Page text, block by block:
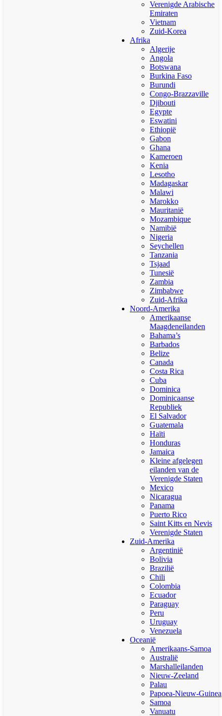
Verenigde Arabische
Emiraten
Vietnam
Zuid-Korea
Afrika
Algerije
Angola
Botswana
Burkina Faso
Burundi
Congo-Brazzaville
Djibouti
Egypte
Eswatini
Ethiopië
Gabon
Ghana
Kameroen
Kenia
Lesotho
Madagaskar
Malawi
Marokko
Mauritanië
Mozambique
Namibië
Nigeria
Seychellen
Tanzania
Tsjaad
Tunesië
Zambia
Zimbabwe
Zuid-Afrika
Noord-Amerika
Amerikaanse
Maagdeneilanden
Bahama’s
Barbados
Belize
Canada
Costa Rica
Cuba
Dominica
Dominicaanse
Republiek
El Salvador
Guatemala
Haïti
Honduras
Jamaica
Kleine afgelegen
eilanden van de
Verenigde Staten
Mexico
Nicaragua
Panama
Puerto Rico
Saint Kitts en Nevis
Verenigde Staten
Zuid-Amerika
Argentinië
Bolivia
Brazilië
Chili
Colombia
Ecuador
Paraguay
Peru
Uruguay
Venezuela
Oceanië
Amerikaans-Samoa
Australië
Marshalleilanden
Nieuw-Zeeland
Palau
Papoea-Nieuw-Guinea
Samoa
Vanuatu